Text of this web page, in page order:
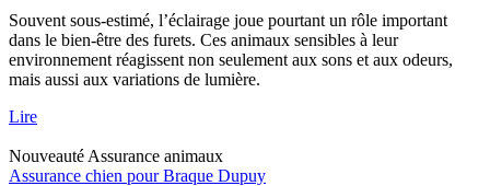
Souvent sous-estimé, l’éclairage joue pourtant un rôle important
dans le bien-être des furets. Ces animaux sensibles à leur
environnement réagissent non seulement aux sons et aux odeurs,
mais aussi aux variations de lumière.
Lire
Nouveauté Assurance animaux
Assurance chien pour Braque Dupuy